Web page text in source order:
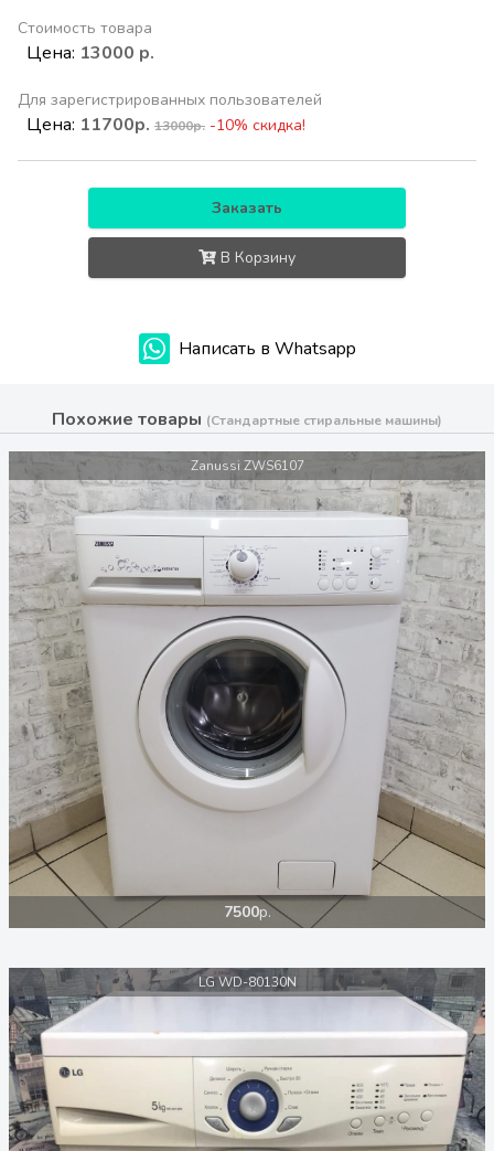
Стоимость товара
Цена: 13000 р.
Для зарегистрированных пользователей
Цена: 11700р. 13000р. -10% скидка!
Заказать
В Корзину
Написать в Whatsapp
Похожие товары (Стандартные стиральные машины)
Zanussi ZWS6107
7500р.
LG WD-80130N